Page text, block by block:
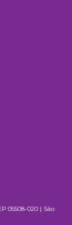
05508-020 | São